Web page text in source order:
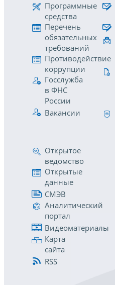
Программные
средства
Перечень
обязательных
требований
Противодействие
коррупции
Госслужба
в ФНС
России
Вакансии
Открытое
ведомство
Открытые
данные
СМЭВ
Аналитический
портал
Видеоматериалы
Карта
сайта
RSS